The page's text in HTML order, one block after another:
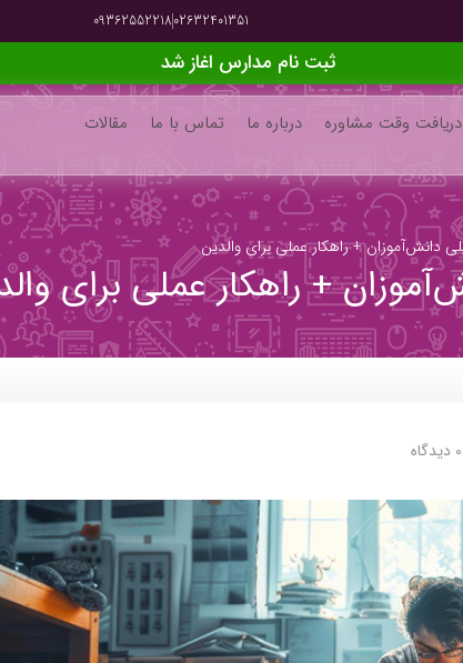
02632401351
09362552218
ثبت نام مدارس اغاز شد
دریافت وقت مشاوره درباره ما تماس با ما مقالات
0 دیدگاه